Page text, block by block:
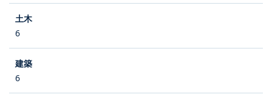
6
6